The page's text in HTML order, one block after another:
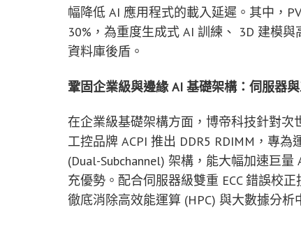
幅降低 AI 應用程式的載入延遲。其中，
30%，為重度生成式 AI 訓練、 3D 建模
資料庫後盾。
鞏固企業級與邊緣 AI 基礎架構：伺服器
在企業級基礎架構方面，博帝科技針對
工控品牌 ACPI 推出 DDR5 RDIMM，專
(Dual-Subchannel) 架構，能大幅加速巨
充優勢。配合伺服器級雙重 ECC 錯誤校
徹底消除高效能運算 (HPC) 與大數據分析